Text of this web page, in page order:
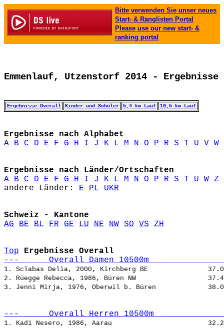
Bitte verwenden Sie unser neues
Start- & Ranglisten Portal
Please use our new start- &
ranking portal
Emmenlauf, Utzenstorf 2014 - Ergebnisse
Ergebnisse Overall Kinder und Schüler 5,4 km Lauf 10,5 km Lauf
Ergebnisse nach Alphabet
A
B C D E F G H I J K L M N O P R S T U V W
Ergebnisse nach Länder/Ortschaften
A
B C D E F G H I J K L M N O P R S T U W Z
andere Länder: E PL UKR
Schweiz - Kantone
AG
BE BL FR GE LU NE NW SO VS ZH
Top
Ergebnisse Overall
---      Overall Damen 10500m
1. Sclabas Delia, 2000, Kirchberg BE
2. Rüegge Rebecca, 1986, Büren NW
3. Jenni Mirja, 1976, Oberwil b. Büren
---      Overall Herren 10500m
1. Kadi Nesero, 1986, Aarau